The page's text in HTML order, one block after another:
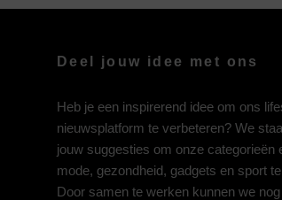
Deel jouw idee met ons
Heb je een inspirerend idee om ons
nieuwsplatform te verbeteren? We
jouw suggesties om onze categorieën
mode, gezondheid, gadgets en sport
Door samen te werken kunnen we